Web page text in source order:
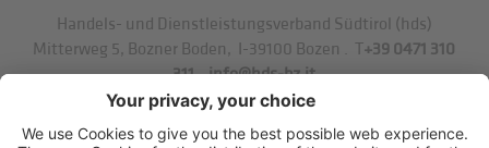
Handels- und Dienstleistungsverband Südtirol (hds)
Mitterweg 5, Bozner Boden
I-39100 Bozen . T+39 0471 310
311.info@hds-bz.it
Impressum
Datenschutzerklärung